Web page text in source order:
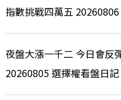
指數挑戰四萬五
夜盤大漲一千二 今日會反
20260805 選擇權看盤日記